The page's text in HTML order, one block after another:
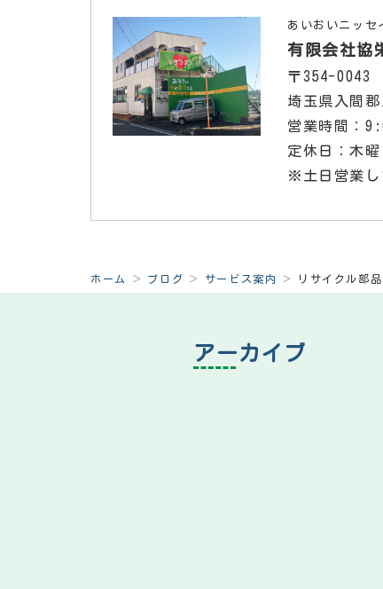
あいおいニッ
有限会社協
〒354-0043
埼玉県入間
営業時間：
定休日：木
※土日営業し
ホーム ブログ サービス案内 リサイクル部品
アーカイブ